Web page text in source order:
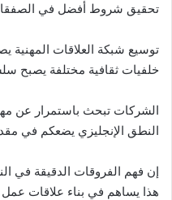
تحقيق شروط أفضل في
توسيع شبكة العلاقات
خلفيات ثقافية مختلفة يصبح
الشركات تبحث باستمرار عن
النطق الإنجليزي يضعكم في
إن فهم الفروقات الدقيقة في
هذا يساهم في بناء علاقات